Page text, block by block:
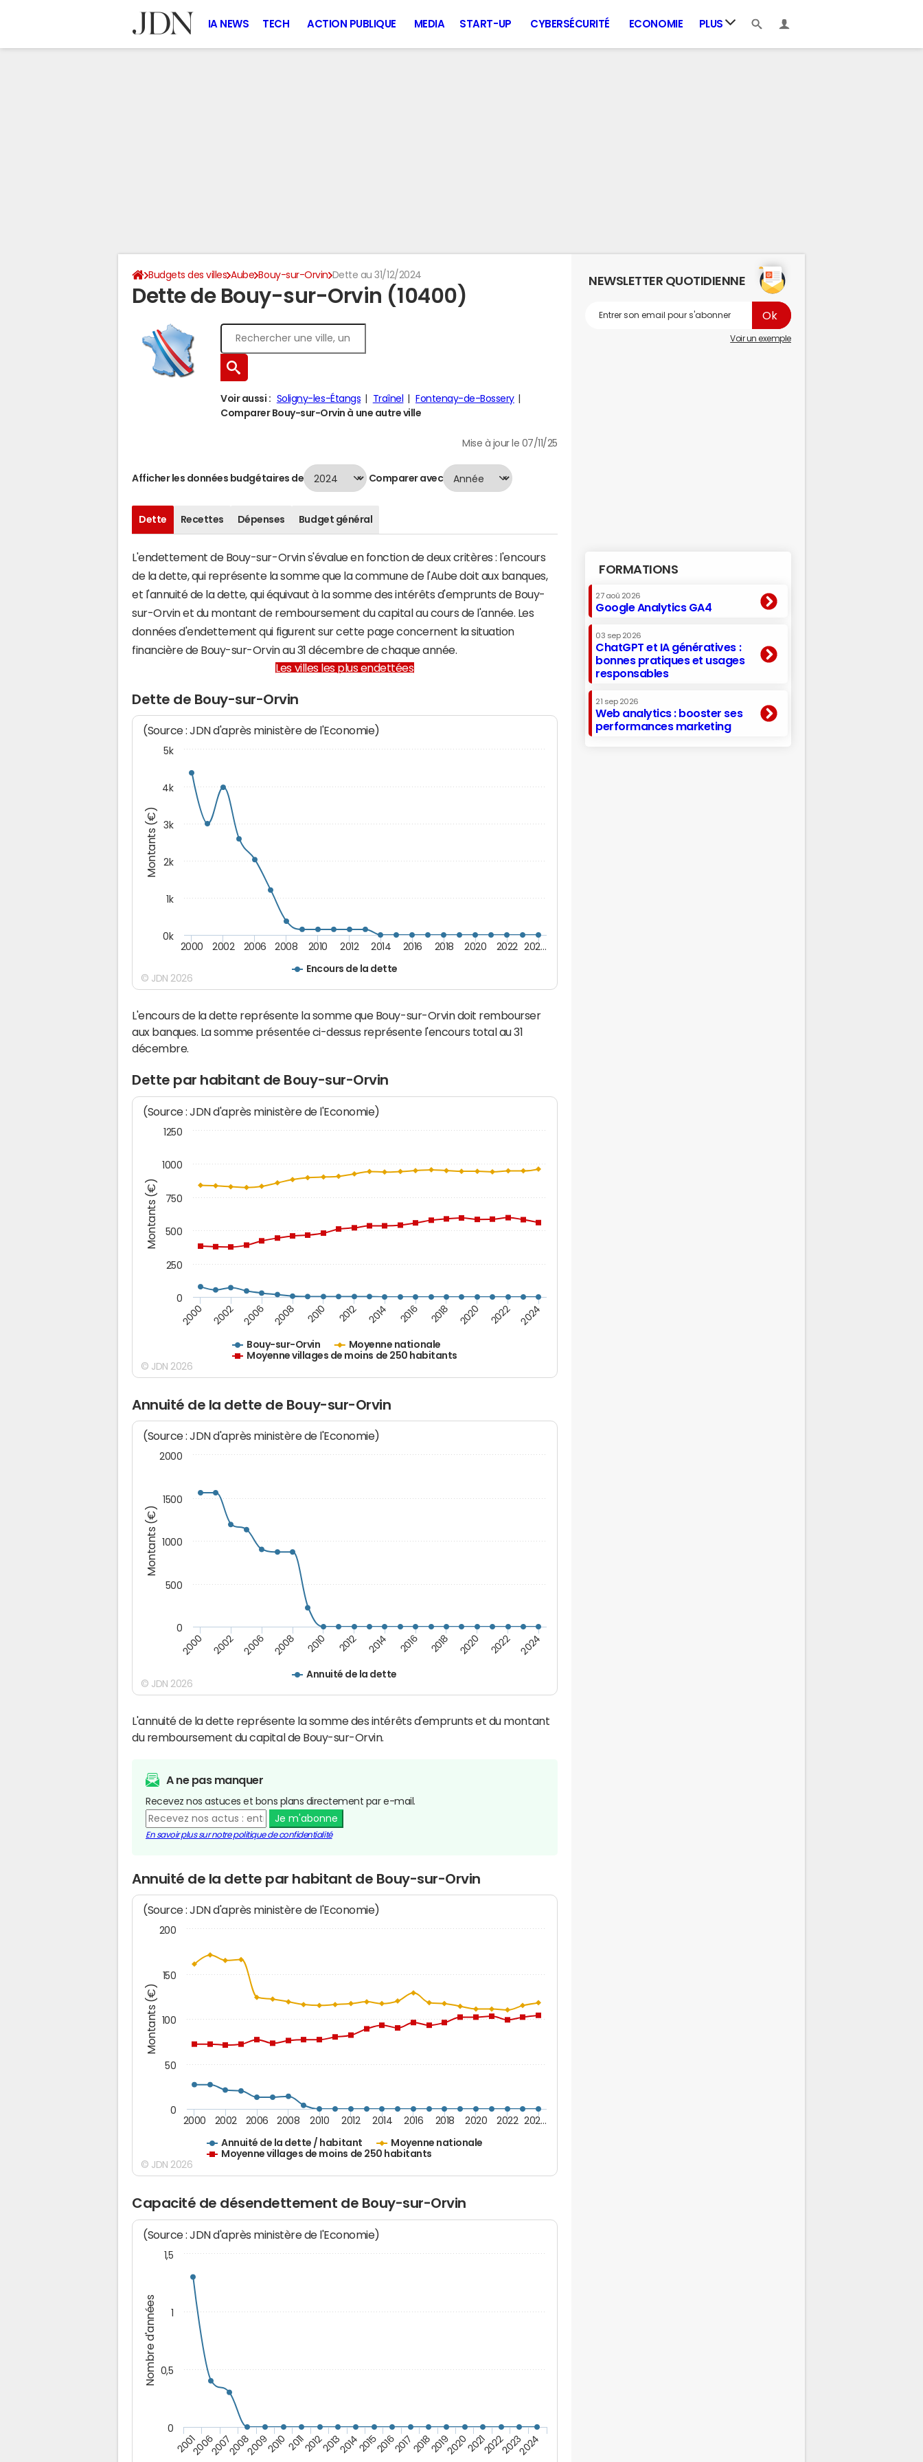
IA NEWS TECH ACTION PUBLIQUE MEDIA START-UP CYBERSÉCURITÉ ECONOMIE PLUS
Budgets des villes Aube Bouy-sur-Orvin Dette au 31/12/2024
Dette de Bouy-sur-Orvin (10400)
Voir aussi : Soligny-les-Étangs Traînel
Fontenay-de-Bossery
Comparer Bouy-sur-Orvin à une autre ville
Mise à jour le 07/11/25
Afficher les données budgétaires de Comparer avec
Dette Recettes Dépenses Budget général
L'endettement de Bouy-sur-Orvin s'évalue en fonction de deux critères : l'encours
de la dette, qui représente la somme que la commune de l'Aube doit aux banques,
et l'annuité de la dette, qui équivaut à la somme des intérêts d'emprunts de Bouy-
sur-Orvin et du montant de remboursement du capital au cours de l'année. Les
données d'endettement qui figurent sur cette page concernent la situation
financière de Bouy-sur-Orvin au 31 décembre de chaque année.
Les villes les plus endettées
Dette de Bouy-sur-Orvin
Montants (€)
(Source : JDN d'après ministère de l'Economie)
Encours de la dette
2000 2002 2006 2008 2010 2012 2014 2016 2018 2020 2022 202…
0k
1k
2k
3k
4k
5k
© JDN 2026
L'encours de la dette représente la somme que Bouy-sur-Orvin doit rembourser
aux banques. La somme présentée ci-dessus représente l'encours total au 31
décembre.
Dette par habitant de Bouy-sur-Orvin
Montants (€)
(Source : JDN d'après ministère de l'Economie)
Bouy-sur-Orvin
Moyenne nationale
Moyenne villages de moins de 250 habitants
2000 2002 2006 2008 2010 2012 2014 2016 2018 2020 2022 2024
0
250
500
750
1000
1250
© JDN 2026
Annuité de la dette de Bouy-sur-Orvin
Montants (€)
(Source : JDN d'après ministère de l'Economie)
Annuité de la dette
2000 2002 2006 2008 2010 2012 2014 2016 2018 2020 2022 2024
0
500
1000
1500
2000
© JDN 2026
L'annuité de la dette représente la somme des intérêts d'emprunts et du montant
du remboursement du capital de Bouy-sur-Orvin.
A ne pas manquer
Recevez nos astuces et bons plans directement par e-mail.
Je m'abonne
En savoir plus sur notre politique de confidentialité
Annuité de la dette par habitant de Bouy-sur-Orvin
Montants (€)
(Source : JDN d'après ministère de l'Economie)
Annuité de la dette / habitant
Moyenne nationale
Moyenne villages de moins de 250 habitants
2000 2002 2006 2008 2010 2012 2014 2016 2018 2020 2022 202…
0
50
100
150
200
© JDN 2026
Capacité de désendettement de Bouy-sur-Orvin
Nombre d'années
(Source : JDN d'après ministère de l'Economie)
200120062007200820092010 20112012201320142015201620172018201920202021202220232024
0
0,5
1
1,5
NEWSLETTER QUOTIDIENNE
Voir un exemple
FORMATIONS
27 aoû 2026
Google Analytics GA4
03 sep 2026
ChatGPT et IA génératives :
bonnes pratiques et usages
responsables
21 sep 2026
Web analytics : booster ses
performances marketing